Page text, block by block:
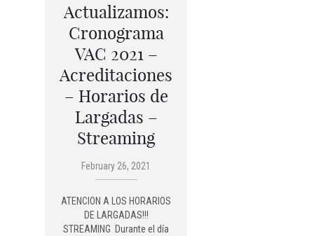
Actualizamos:
Cronograma
VAC 2021 –
Acreditaciones
– Horarios de
Largadas –
Streaming
February 26, 2021
ATENCION A LOS HORARIOS
DE LARGADAS!!!
STREAMING Durante el día